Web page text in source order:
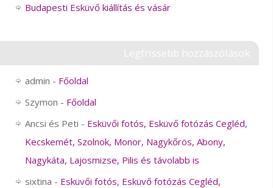
Budapesti Esküvő kiállítás és vásár
Legfrissebb hozzászólások
admin - Főoldal
Szymon - Főoldal
Ancsi és Peti - Esküvői fotós, Esküvő fotózás Cegléd,
Kecskemét, Szolnok, Monor, Nagykőrös, Abony,
Nagykáta, Lajosmizse, Pilis és távolabb is
sixtina - Esküvői fotós, Esküvő fotózás Cegléd,